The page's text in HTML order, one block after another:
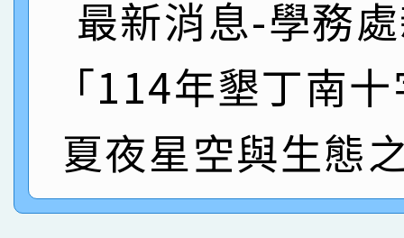
名
倩參加桃園市科展 國
名 指導老師王老師、
賀！本校四年二班張O
園市英語競賽國小朗讀
指導老師林老師
賀！本校參加桃園市中
賽 劉文瑛教師榮獲教
臺灣台語-第二名
賀！本校參與2026世
市賽榮獲科學小創客佳
最新消息-學務
「114年墾丁南
夏夜星空與生態